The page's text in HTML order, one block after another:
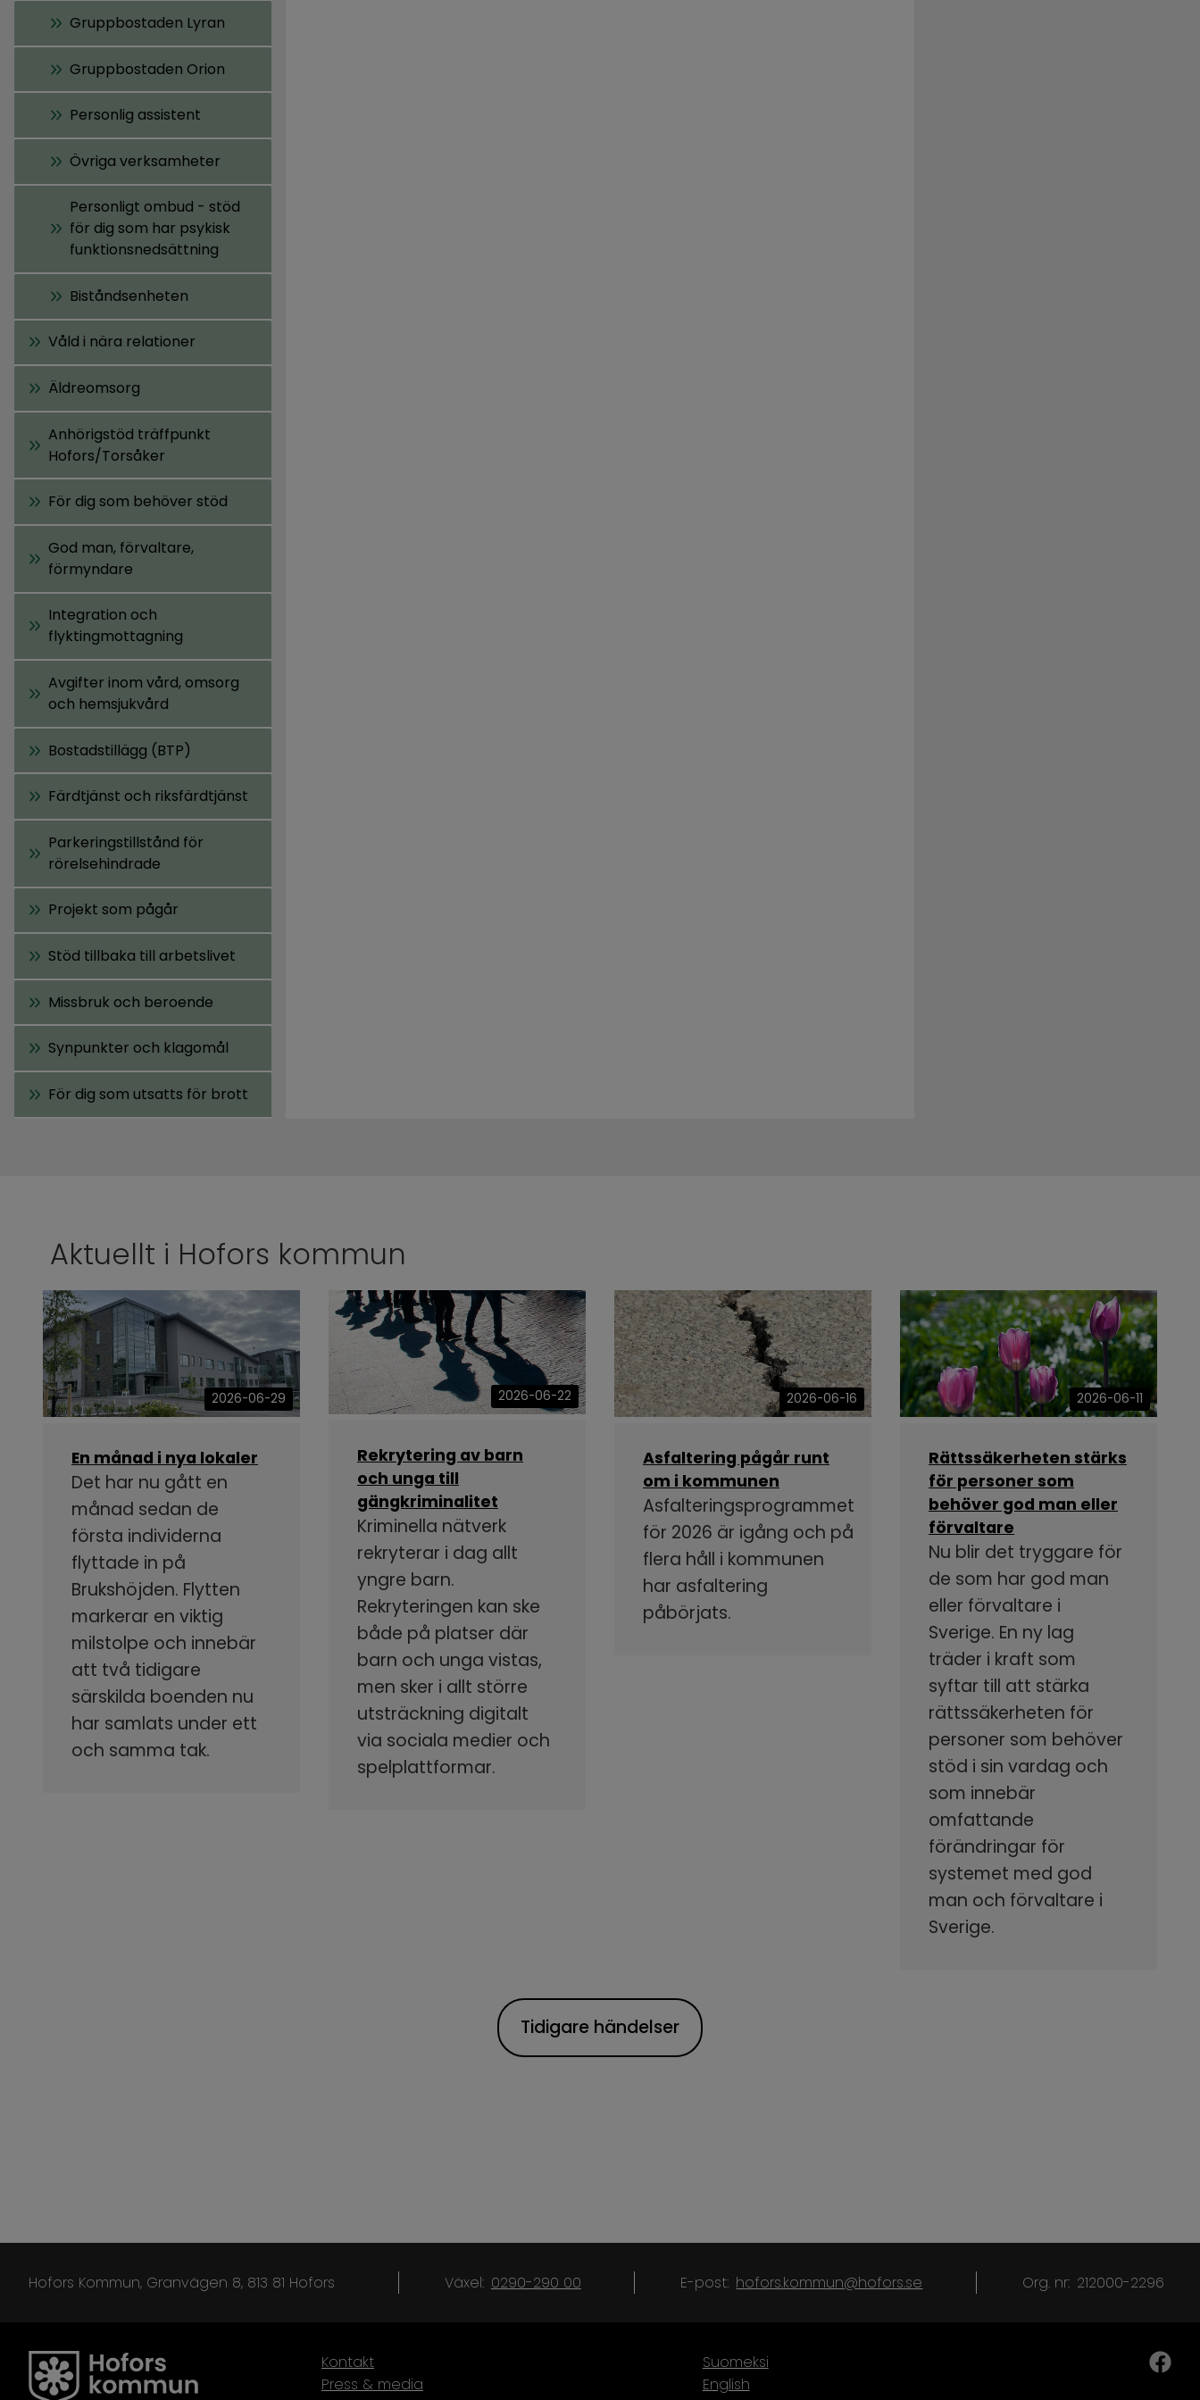
Gruppbostaden Lyran
Gruppbostaden Orion
Personlig assistent
Övriga verksamheter
Personligt ombud - stöd
för dig som har psykisk
funktionsnedsättning
Biståndsenheten
Våld i nära relationer
Äldreomsorg
Anhörigstöd träffpunkt
Hofors/Torsåker
För dig som behöver stöd
God man, förvaltare,
förmyndare
Integration och
flyktingmottagning
Avgifter inom vård, omsorg
och hemsjukvård
Bostadstillägg (BTP)
Färdtjänst och riksfärdtjänst
Parkeringstillstånd för
rörelsehindrade
Projekt som pågår
Stöd tillbaka till arbetslivet
Missbruk och beroende
Synpunkter och klagomål
För dig som utsatts för brott
Aktuellt i Hofors kommun
2026-06-29
En månad i nya lokaler
Det har nu gått en
månad sedan de
första individerna
flyttade in på
Brukshöjden. Flytten
markerar en viktig
milstolpe och innebär
att två tidigare
särskilda boenden nu
har samlats under ett
och samma tak.
2026-06-22
Rekrytering av barn
och unga till
gängkriminalitet
Kriminella nätverk
rekryterar i dag allt
yngre barn.
Rekryteringen kan ske
både på platser där
barn och unga vistas,
men sker i allt större
utsträckning digitalt
via sociala medier och
spelplattformar.
2026-06-16
Asfaltering pågår runt
om i kommunen
Asfalteringsprogrammet
för 2026 är igång och på
flera håll i kommunen
har asfaltering
påbörjats.
2026-06-11
Rättssäkerheten stärks
för personer som
behöver god man eller
förvaltare
Nu blir det tryggare för
de som har god man
eller förvaltare i
Sverige. En ny lag
träder i kraft som
syftar till att stärka
rättssäkerheten för
personer som behöver
stöd i sin vardag och
som innebär
omfattande
förändringar för
systemet med god
man och förvaltare i
Sverige.
Tidigare händelser
Hofors Kommun, Granvägen 8, 813 81 Hofors Växel: 0290-290 00 E-post: hofors.kommun@hofors.se Org. nr: 212000-2296
Kontakt
Press & media
Suomeksi
English